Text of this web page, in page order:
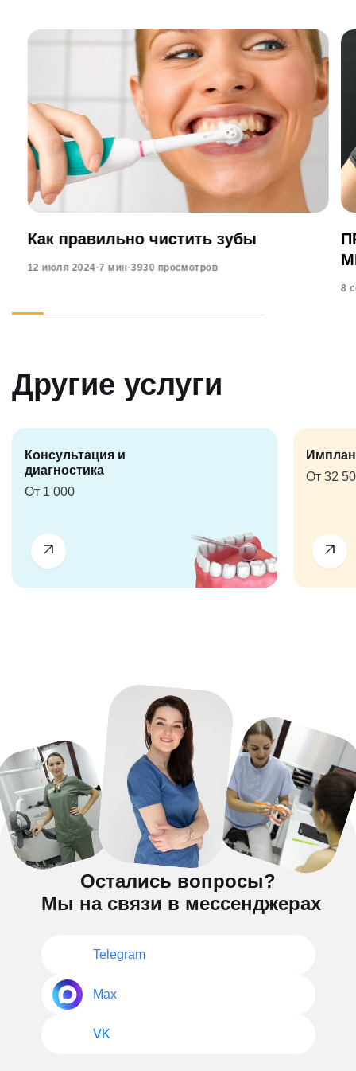
Как правильно чистить зубы
12 июля 2024·7 мин·3930 просмотров
8
Другие услуги
Консультация и
диагностика
От 1 000
От 32
Остались вопросы?
Мы на связи в мессенджерах
Telegram
Max
VK